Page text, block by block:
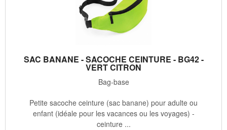
SAC BANANE - SACOCHE CEINTURE - BG42 -
VERT CITRON
Bag-base
Petite sacoche ceinture (sac banane) pour adulte ou
enfant (idéale pour les vacances ou les voyages) -
ceinture ...